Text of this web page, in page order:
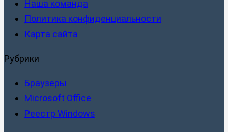
Наша команда
Политика конфиденциальности
Карта сайта
Рубрики
Браузеры
Microsoft Office
Реестр Windows